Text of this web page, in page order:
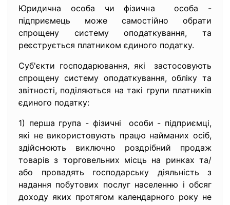
Юридична особа чи фізична особа -
підприємець може самостійно обрати
спрощену систему оподаткування, та
реєструється платником єдиного податку.
Суб'єкти господарювання, які застосовують
спрощену систему оподаткування, обліку та
звітності, поділяються на такі групи платників
єдиного податку:
1) перша група - фізичні особи - підприємці,
які не використовують працю найманих осіб,
здійснюють виключно роздрібний продаж
товарів з торговельних місць на ринках та/
або провадять господарську діяльність з
надання побутових послуг населенню і обсяг
доходу яких протягом календарного року не